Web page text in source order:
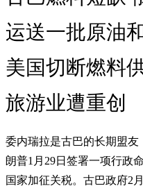
运送一批原油
美国切断燃料
旅游业遭重创
委内瑞拉是古巴的长期盟
朗普1月29日签署一项行政
国家加征关税。古巴政府2